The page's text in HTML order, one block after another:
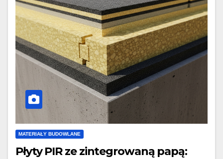
MATERIAŁY BUDOWLANE
Płyty PIR ze zintegrowaną papą: